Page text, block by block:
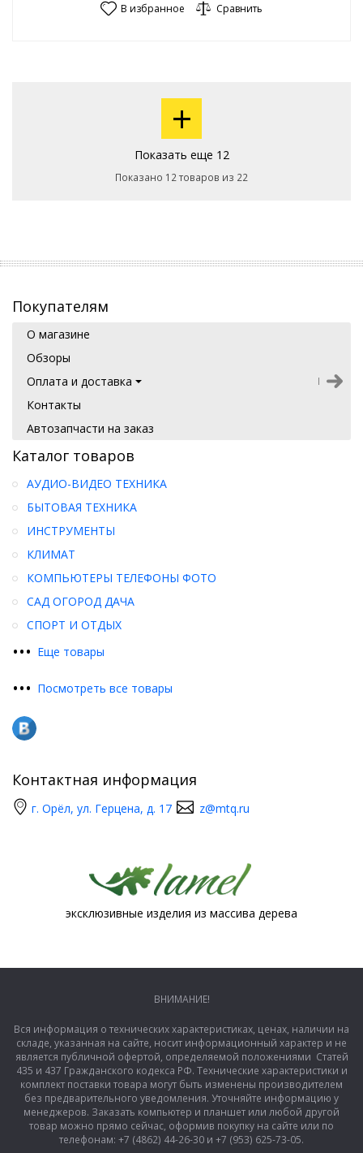
В избранное Сравнить
+
Показать еще 12
Показано 12 товаров из 22
Покупателям
О магазине
Обзоры
Оплата и доставка
Контакты
Автозапчасти на заказ
Каталог товаров
••• Еще товары
АУДИО-ВИДЕО ТЕХНИКА
БЫТОВАЯ ТЕХНИКА
ИНСТРУМЕНТЫ
КЛИМАТ
КОМПЬЮТЕРЫ ТЕЛЕФОНЫ ФОТО
САД ОГОРОД ДАЧА
СПОРТ И ОТДЫХ
••• Посмотреть все товары
Контактная информация
г. Орёл, ул. Герцена, д. 17 z@mtq.ru
эксклюзивные изделия из массива дерева
ВНИМАНИЕ!
Вся информация о технических характеристиках, ценах, наличии на
складе, указанная на сайте, носит информационный характер и не
является публичной офертой, определяемой положениями Статей
435 и 437 Гражданского кодекса РФ. Технические характеристики и
комплект поставки товара могут быть изменены производителем
без предварительного уведомления. Уточняйте информацию у
менеджеров. Заказать компьютер и планшет или любой другой
товар можно прямо сейчас, оформив покупку на сайте или по
телефонам: +7 (4862) 44-26-30 и +7 (953) 625-73-05.